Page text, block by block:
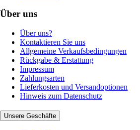
Über uns
Über uns?
Kontaktieren Sie uns
Allgemeine Verkaufsbedingungen
Rückgabe & Erstattung
Impressum
Zahlungsarten
Lieferkosten und Versandoptionen
Hinweis zum Datenschutz
Unsere Geschäfte